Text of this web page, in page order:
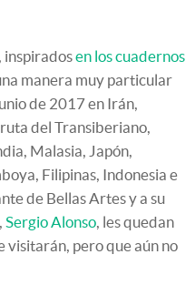
inspiradosen los cuadernos
manera muy particular
de 2017 en Irán,
del Transiberiano,
Malasia, Japón,
Filipinas, Indonesia e
de Bellas Artes y a su
Sergio Alonso, les quedan
visitarán, pero que aún no